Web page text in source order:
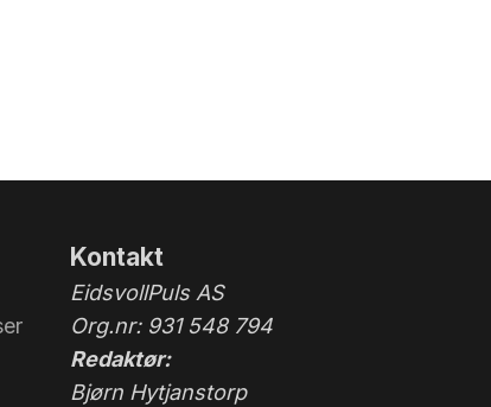
Kontakt
EidsvollPuls AS
Org.nr: 931 548 794
Redaktør:
Bjørn Hytjanstorp